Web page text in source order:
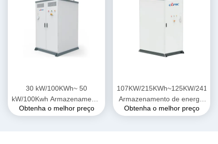
30 kW/100KWh~ 50
kW/100Kwh Armazenamento
de energia industrial e
Obtenha o melhor preço
107KW/215KWh~125KW/
Armazenamento de energia
industrial e comercial
Obtenha o melhor preço